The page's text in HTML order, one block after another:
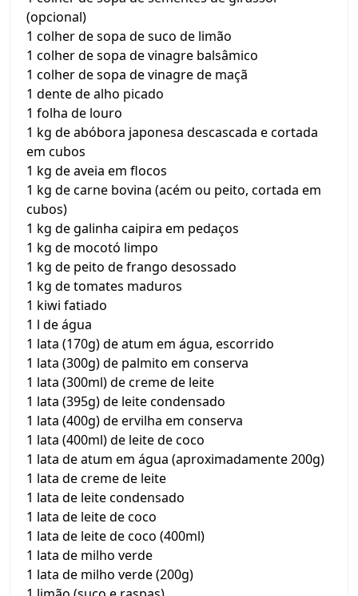
(opcional)
1 colher de sopa de suco de limão
1 colher de sopa de vinagre balsâmico
1 colher de sopa de vinagre de maçã
1 dente de alho picado
1 folha de louro
1 kg de abóbora japonesa descascada e cortada
em cubos
1 kg de aveia em flocos
1 kg de carne bovina (acém ou peito, cortada em
cubos)
1 kg de galinha caipira em pedaços
1 kg de mocotó limpo
1 kg de peito de frango desossado
1 kg de tomates maduros
1 kiwi fatiado
1 l de água
1 lata (170g) de atum em água, escorrido
1 lata (300g) de palmito em conserva
1 lata (300ml) de creme de leite
1 lata (395g) de leite condensado
1 lata (400g) de ervilha em conserva
1 lata (400ml) de leite de coco
1 lata de atum em água (aproximadamente 200g)
1 lata de creme de leite
1 lata de leite condensado
1 lata de leite de coco
1 lata de leite de coco (400ml)
1 lata de milho verde
1 lata de milho verde (200g)